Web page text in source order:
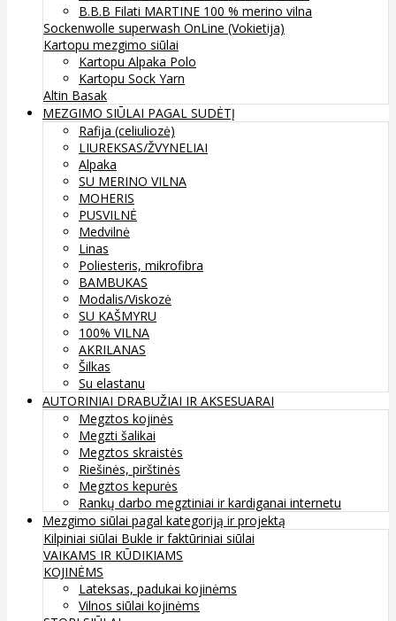
B.B.B Filati MARTINE 100 % merino vilna
Sockenwolle superwash OnLine (Vokietija)
Kartopu mezgimo siūlai
Kartopu Alpaka Polo
Kartopu Sock Yarn
Altin Basak
MEZGIMO SIŪLAI PAGAL SUDĖTĮ
Rafija (celiuliozė)
LIUREKSAS/ŽVYNELIAI
Alpaka
SU MERINO VILNA
MOHERIS
PUSVILNĖ
Medvilnė
Linas
Poliesteris, mikrofibra
BAMBUKAS
Modalis/Viskozė
SU KAŠMYRU
100% VILNA
AKRILANAS
Šilkas
Su elastanu
AUTORINIAI DRABUŽIAI IR AKSESUARAI
Megztos kojinės
Megzti šalikai
Megztos skraistės
Riešinės, pirštinės
Megztos kepurės
Rankų darbo megztiniai ir kardiganai internetu
Mezgimo siūlai pagal kategoriją ir projektą
Kilpiniai siūlai Bukle ir faktūriniai siūlai
VAIKAMS IR KŪDIKIAMS
KOJINĖMS
Lateksas, padukai kojinėms
Vilnos siūlai kojinėms